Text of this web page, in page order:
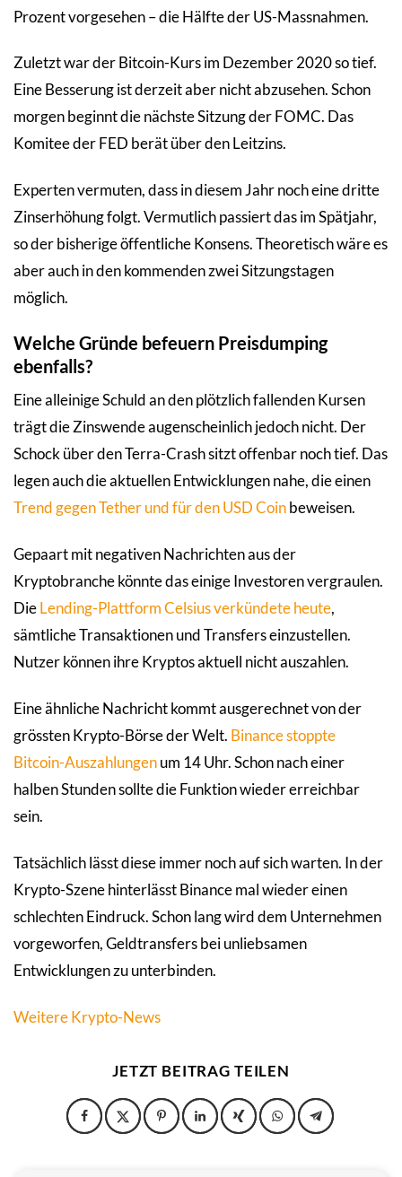
Prozent vorgesehen – die Hälfte der US-Massnahmen.
Zuletzt war der Bitcoin-Kurs im Dezember 2020 so tief.
Eine Besserung ist derzeit aber nicht abzusehen. Schon
morgen beginnt die nächste Sitzung der FOMC. Das
Komitee der FED berät über den Leitzins.
Experten vermuten, dass in diesem Jahr noch eine dritte
Zinserhöhung folgt. Vermutlich passiert das im Spätjahr,
so der bisherige öffentliche Konsens. Theoretisch wäre es
aber auch in den kommenden zwei Sitzungstagen
möglich.
Welche Gründe befeuern Preisdumping
ebenfalls?
Eine alleinige Schuld an den plötzlich fallenden Kursen
trägt die Zinswende augenscheinlich jedoch nicht. Der
Schock über den Terra-Crash sitzt offenbar noch tief. Das
legen auch die aktuellen Entwicklungen nahe, die einen
Trend gegen Tether und für den USD Coinbeweisen.
Gepaart mit negativen Nachrichten aus der
Kryptobranche könnte das einige Investoren vergraulen.
DieLending-PlattformCelsius verkündete heute,
sämtliche Transaktionen und Transfers einzustellen.
Nutzer können ihre Kryptos aktuell nicht auszahlen.
Eine ähnliche Nachricht kommt ausgerechnet von der
grössten Krypto-Börse der Welt. Binance stoppte
Bitcoin-Auszahlungenum 14 Uhr. Schon nach einer
halben Stunden sollte die Funktion wieder erreichbar
sein.
Tatsächlich lässt diese immer noch auf sich warten. In der
Krypto-Szene hinterlässt Binance mal wieder einen
schlechten Eindruck. Schon lang wird dem Unternehmen
vorgeworfen, Geldtransfers bei unliebsamen
Entwicklungen zu unterbinden.
Weitere Krypto-News
JETZT BEITRAG TEILEN